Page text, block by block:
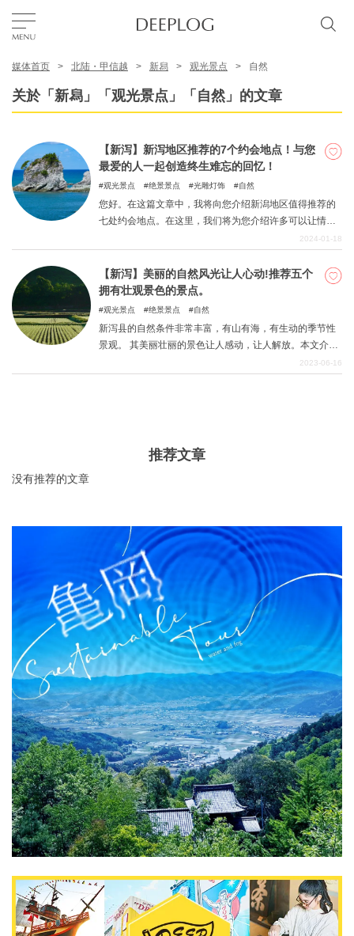
区域
简体中文
网站营运公司
媒体首页 北陆・甲信越 新舄 观光景点 自然
关於「新舄」「观光景点」「自然」的文章
【新泻】新泻地区推荐的7个约会地点！与您
最爱的人一起创造终生难忘的回忆！
观光景点 绝景景点 光雕灯饰 自然
您好。在这篇文章中，我将向您介绍新潟地区值得推荐的
七处约会地点。在这里，我们将为您介绍许多可以让情侣
们共同创造美好回忆的地方。从自然风光优美的地方到体
难忘的美好回忆。
2024-01-18
【新泻】美丽的自然风光让人心动!推荐五个
拥有壮观景色的景点。
观光景点 绝景景点 自然
新泻县的自然条件非常丰富，有山有海，有生动的季节性
景观。 其美丽壮丽的景色让人感动，让人解放。本文介绍
2023-06-16
推荐文章
没有推荐的文章